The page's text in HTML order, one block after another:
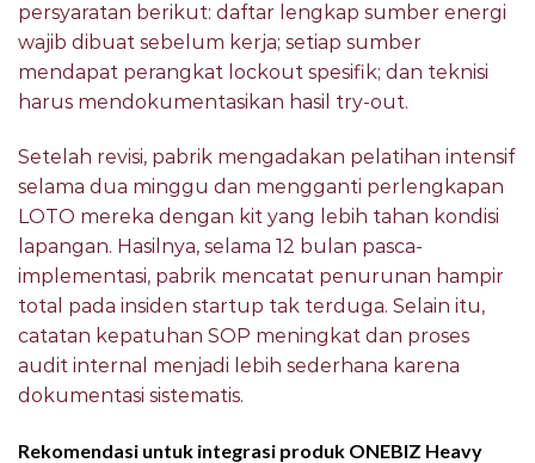
persyaratan berikut: daftar lengkap sumber energi
wajib dibuat sebelum kerja; setiap sumber
mendapat perangkat lockout spesifik; dan teknisi
harus mendokumentasikan hasil try-out.
Setelah revisi, pabrik mengadakan pelatihan intensif
selama dua minggu dan mengganti perlengkapan
LOTO mereka dengan kit yang lebih tahan kondisi
lapangan. Hasilnya, selama 12 bulan pasca-
implementasi, pabrik mencatat penurunan hampir
total pada insiden startup tak terduga. Selain itu,
catatan kepatuhan SOP meningkat dan proses
audit internal menjadi lebih sederhana karena
dokumentasi sistematis.
Rekomendasi untuk integrasi produk ONEBIZ Heavy